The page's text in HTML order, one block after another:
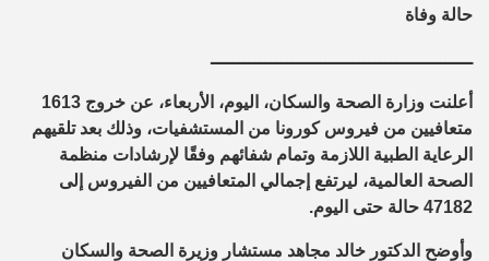
حالة وفاة
ــــــــــــــــــــــــــــــــــــــــــــــــ
أعلنت وزارة الصحة والسكان، اليوم، الأربعاء، عن خروج 1613
متعافيين من فيروس كورونا من المستشفيات، وذلك بعد تلقيهم
الرعاية الطبية اللازمة وتمام شفائهم وفقًا لإرشادات منظمة
الصحة العالمية، ليرتفع إجمالي المتعافيين من الفيروس إلى
47182 حالة حتى اليوم.
وأوضح الدكتور خالد مجاهد مستشار وزيرة الصحة والسكان